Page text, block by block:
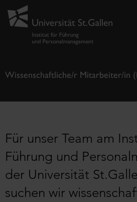
Wissenschaftliche/r Mitarbeiter/in
Für unser Team am
Führung und
der Universität
suchen wir